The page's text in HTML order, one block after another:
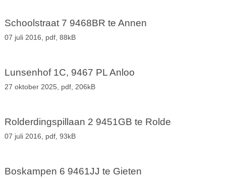
Schoolstraat 7 9468BR te Annen
07 juli 2016, pdf, 88kB
Lunsenhof 1C, 9467 PL Anloo
27 oktober 2025, pdf, 206kB
Rolderdingspillaan 2 9451GB te Rolde
07 juli 2016, pdf, 93kB
Boskampen 6 9461JJ te Gieten